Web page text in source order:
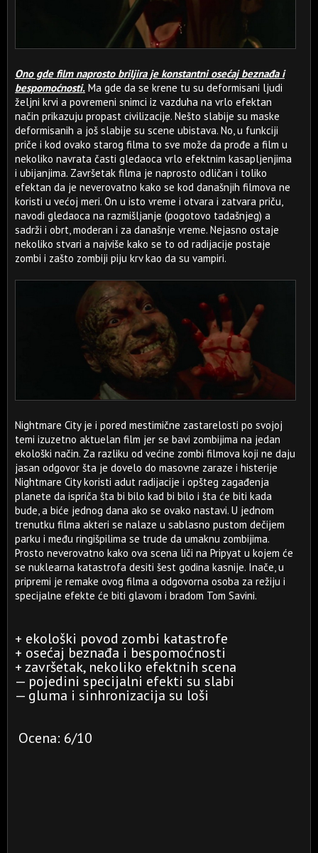
Ono gde film naprosto briljira je konstantni osećaj beznađa i
bespomoćnosti. Ma gde da se krene tu su deformisani ljudi
željni krvi a povremeni snimci iz vazduha na vrlo efektan
način prikazuju propast civilizacije. Nešto slabije su maske
deformisanih a još slabije su scene ubistava. No, u funkciji
priče i kod ovako starog filma to sve može da prođe a film u
nekoliko navrata časti gledaoca vrlo efektnim kasapljenjima
i ubijanjima. Završetak filma je naprosto odličan i toliko
efektan da je neverovatno kako se kod današnjih filmova ne
koristi u većoj meri. On u isto vreme i otvara i zatvara priču,
navodi gledaoca na razmišljanje (pogotovo tadašnjeg) a
sadrži i obrt, moderan i za današnje vreme. Nejasno ostaje
nekoliko stvari a najviše kako se to od radijacije postaje
zombi i zašto zombiji piju krv kao da su vampiri.
Nightmare City je i pored mestimične zastarelosti po svojoj
temi izuzetno aktuelan film jer se bavi zombijima na jedan
ekološki način. Za razliku od većine zombi filmova koji ne daju
jasan odgovor šta je dovelo do masovne zaraze i histerije
Nightmare City koristi adut radijacije i opšteg zagađenja
planete da ispriča šta bi bilo kad bi bilo i šta će biti kada
bude, a biće jednog dana ako se ovako nastavi. U jednom
trenutku filma akteri se nalaze u sablasno pustom dečijem
parku i među ringišpilima se trude da umaknu zombijima.
Prosto neverovatno kako ova scena liči na Pripyat u kojem će
se nuklearna katastrofa desiti šest godina kasnije. Inače, u
pripremi je remake ovog filma a odgovorna osoba za režiju i
specijalne efekte će biti glavom i bradom Tom Savini.
+ ekološki povod zombi katastrofe
+ osećaj beznađa i bespomoćnosti
+ završetak, nekoliko efektnih scena
— pojedini specijalni efekti su slabi
— gluma i sinhronizacija su loši
Ocena: 6/10